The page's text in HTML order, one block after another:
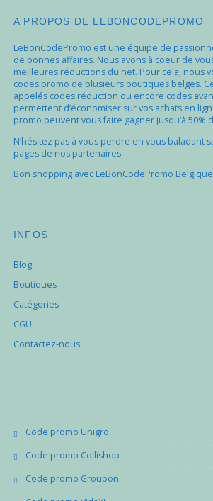
A PROPOS DE LEBONCODEPROMO
LeBonCodePromo est une équipe de
de bonnes affaires. Nous avons à coeur de
meilleures réductions du net. Pour cela, nous
codes promo de plusieurs boutiques belges.
appelés codes réduction ou encore codes
permettent d’économiser sur vos achats en
promo peuvent vous faire gagner jusqu’à 50%
N’hésitez pas à vous perdre en vous baladant
pages de nos partenaires.
Bon shopping avec LeBonCodePromo
INFOS
Blog
Boutiques
Catégories
CGU
Contactez-nous
Code promo Unigro
Code promo Collishop
Code promo Groupon